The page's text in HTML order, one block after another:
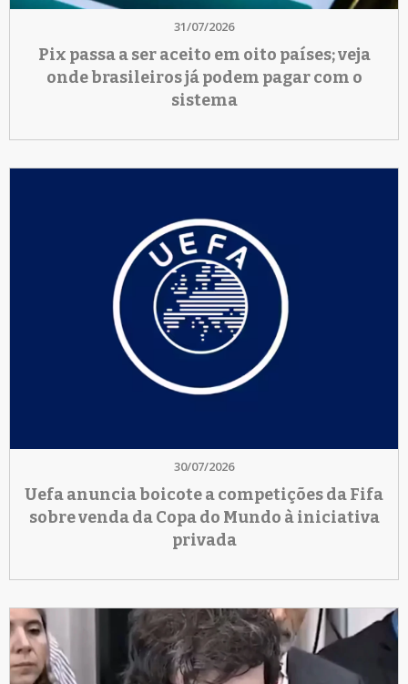
31/07/2026
Pix passa a ser aceito em oito países; veja
onde brasileiros já podem pagar com o
sistema
30/07/2026
Uefa anuncia boicote a competições da Fifa
sobre venda da Copa do Mundo à iniciativa
privada